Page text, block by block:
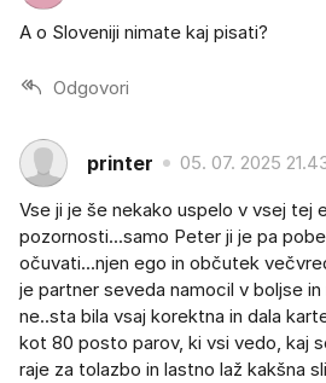
A o Sloveniji nimate kaj pisati?
Odgovori
printer 05. 07. 2025
Vse ji je še nekako uspelo v vsej tej
pozornosti...samo Peter ji je pa
očuvati...njen ego in občutek
je partner seveda namocil v boljse in
ne..sta bila vsaj korektna in dala
kot 80 posto parov, ki vsi vedo, kaj
raje za tolazbo in lastno laž kakšna